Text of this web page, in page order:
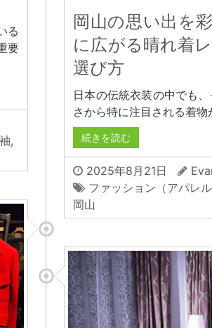
る
要
,
岡山の思い出を
に広がる晴れ着
選び方
日本の伝統衣装の中でも
さから特に注目される着物
続きを読む
2025年8月21日
ファッション（アパレル
岡山